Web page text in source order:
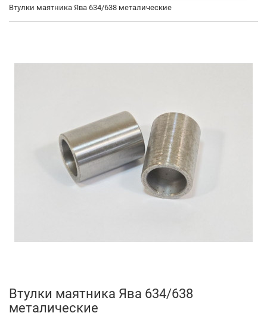
Втулки маятника Ява 634/638 металические
Втулки маятника Ява 634/638
металические